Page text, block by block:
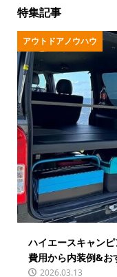
特集記事
アウトドアノウハウ
ハイエースキャン
費用から内装例&お
2026.03.13